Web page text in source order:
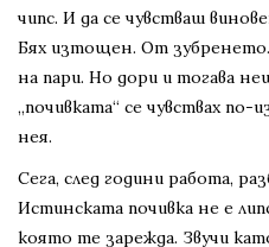
чипс. И да се чувстваш
Бях изтощен. От
на пари. Но дори и тогава
„почивката“ се чувствах
нея.
Сега, след години работа,
Истинската почивка не е
която те зарежда. Звучи